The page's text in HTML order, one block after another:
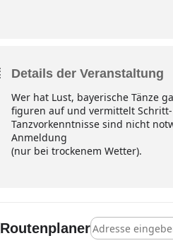
Details der Veranstaltung
Wer hat Lust, bayerische Tänze
figuren auf und vermittelt
Tanzvorkenntnisse sind nicht
Anmeldung
(nur bei trockenem Wetter).
RoutenplanerAdresse -